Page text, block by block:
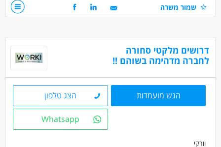
נהגים, רכב ותחבורה - מלגזה
מחסנים ולוגיסטיקה - מחסנאות ואחסון
מחסנים ולוגיסטיקה - מלקטים
מאפייני משרה
משרה מלאה
עבודה לפי שעות
שמור משרה
דרושים מלקטי סחורה
לחברה מדהימה בשוהם !!
הגש מועמדות הצג טלפון
Whatsapp
וורקי